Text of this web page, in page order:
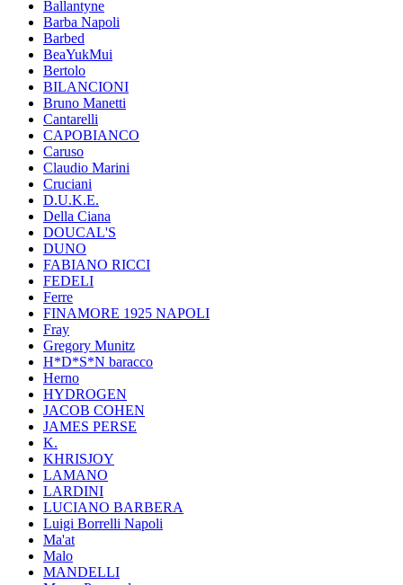
Ballantyne
Barba Napoli
Barbed
BeaYukMui
Bertolo
BILANCIONI
Bruno Manetti
Cantarelli
CAPOBIANCO
Caruso
Claudio Marini
Cruciani
D.U.K.E.
Della Ciana
DOUCAL'S
DUNO
FABIANO RICCI
FEDELI
Ferre
FINAMORE 1925 NAPOLI
Fray
Gregory Munitz
H*D*S*N baracco
Herno
HYDROGEN
JACOB COHEN
JAMES PERSE
K.
KHRISJOY
LAMANO
LARDINI
LUCIANO BARBERA
Luigi Borrelli Napoli
Ma'at
Malo
MANDELLI